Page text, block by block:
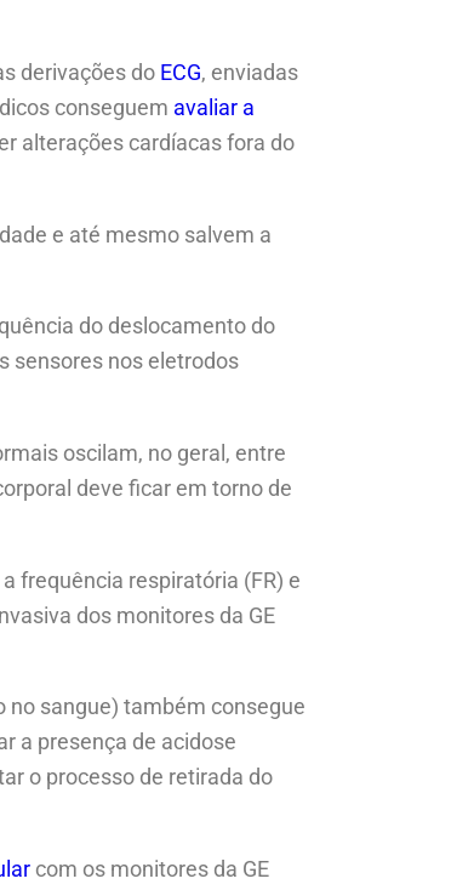
derivações do ECG, enviadas
conseguem avaliar a
alterações cardíacas fora do
e até mesmo salvem a
do deslocamento do
sensores nos eletrodos
oscilam, no geral, entre
deve ficar em torno de
frequência respiratória (FR) e
dos monitores da GE
no sangue) também consegue
a presença de acidose
o processo de retirada do
com os monitores da GE